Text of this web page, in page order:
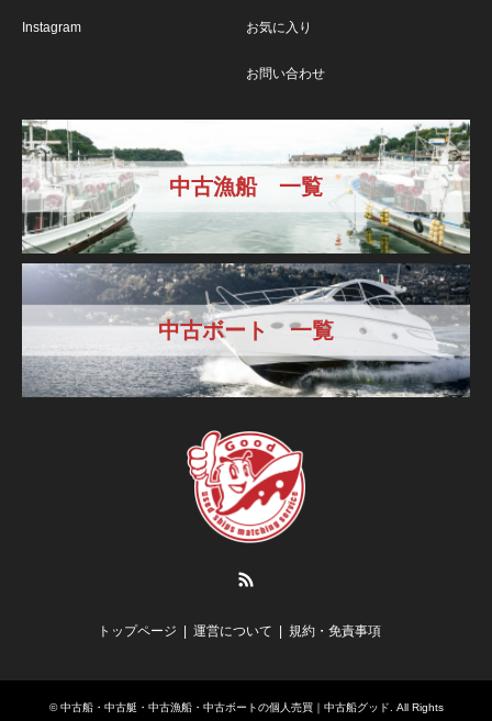
Instagram お気に入り
お問い合わせ
中古漁船 一覧
中古ボート 一覧
トップページ 運営について 規約・免責事項
©中古船・中古艇・中古漁船・中古ボートの個人売買｜中古船グッド . All Rights